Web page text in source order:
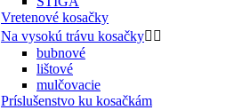
Vretenové kosačky
Na vysokú trávu kosačky 
bubnové
lištové
mulčovacie
Príslušenstvo ku kosačkám